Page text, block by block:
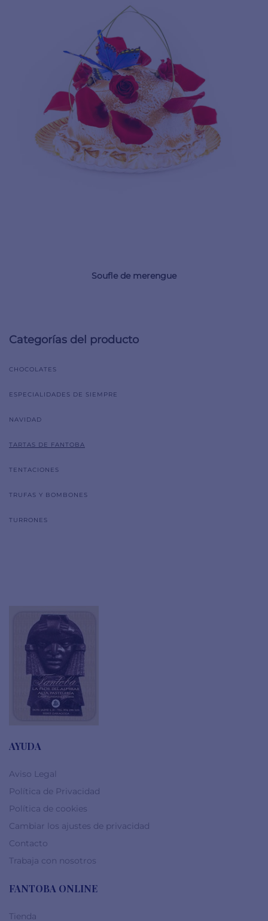
Soufle de merengue
Categorías del producto
CHOCOLATES
ESPECIALIDADES DE SIEMPRE
NAVIDAD
TARTAS DE FANTOBA
TENTACIONES
TRUFAS Y BOMBONES
TURRONES
AYUDA
Aviso Legal
Política de Privacidad
Política de cookies
Cambiar los ajustes de privacidad
Contacto
Trabaja con nosotros
FANTOBA ONLINE
Tienda